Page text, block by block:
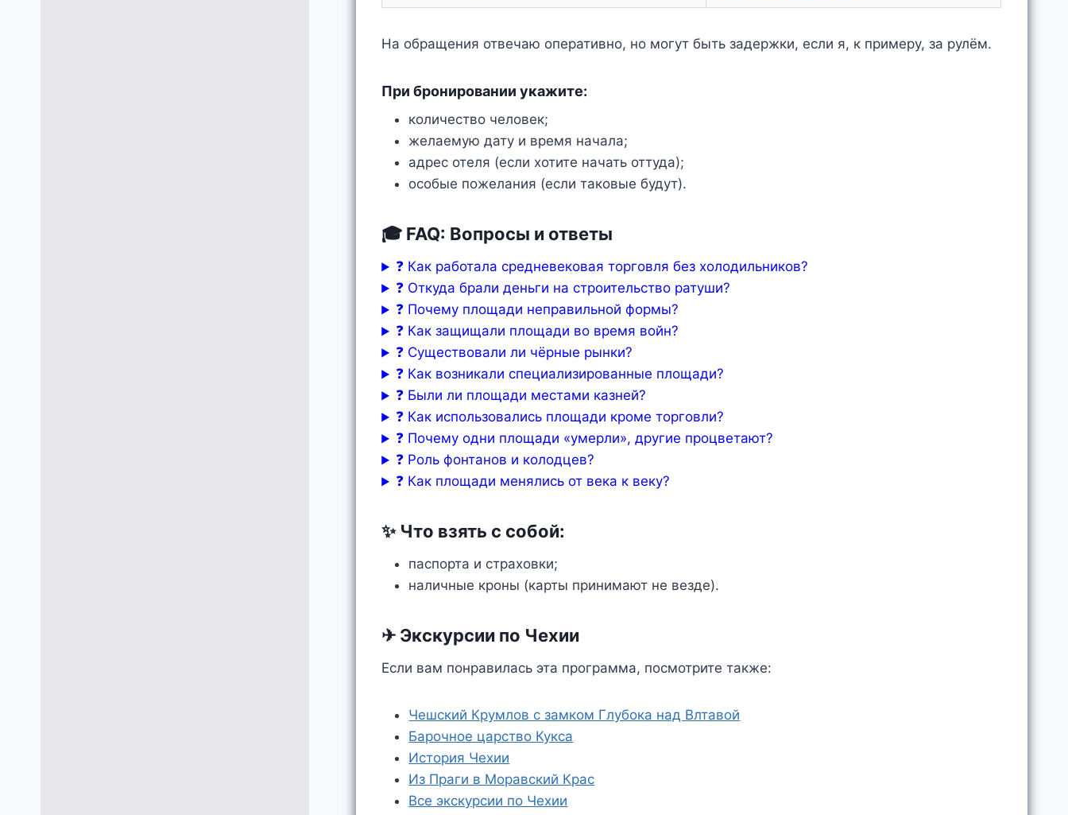
На обращения отвечаю оперативно, но могут быть задержки, если я, к примеру, за рулём.
При бронировании укажите:
количество человек;
желаемую дату и время начала;
адрес отеля (если хотите начать оттуда);
особые пожелания (если таковые будут).
🎓 FAQ: Вопросы и ответы
❓ Как работала средневековая торговля без холодильников?
❓ Откуда брали деньги на строительство ратуши?
❓ Почему площади неправильной формы?
❓ Как защищали площади во время войн?
❓ Существовали ли чёрные рынки?
❓ Как возникали специализированные площади?
❓ Были ли площади местами казней?
❓ Как использовались площади кроме торговли?
❓ Почему одни площади «умерли», другие процветают?
❓ Роль фонтанов и колодцев?
❓ Как площади менялись от века к веку?
✨ Что взять с собой:
паспорта и страховки;
наличные кроны (карты принимают не везде).
✈ Экскурсии по Чехии
Если вам понравилась эта программа, посмотрите также:
Чешский Крумлов с замком Глубока над Влтавой
Барочное царство Кукса
История Чехии
Из Праги в Моравский Крас
Все экскурсии по Чехии